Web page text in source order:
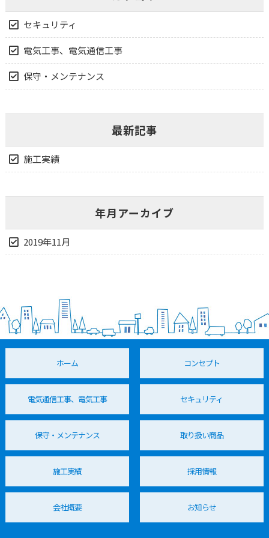
セキュリティ
電気工事、電気通信工事
保守・メンテナンス
最新記事
施工実績
年月アーカイブ
2019年11月
ホーム コンセプト
電気通信工事、電気工事 セキュリティ
保守・メンテナンス 取り扱い商品
施工実績 採用情報
会社概要 お知らせ